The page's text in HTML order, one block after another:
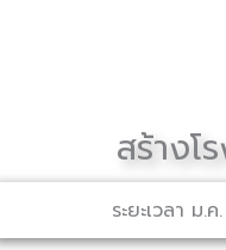
สร้าง
ระยะเวลา ม